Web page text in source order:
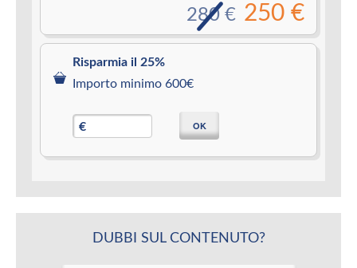
250 €
280 €
Risparmia il 25%
Importo minimo 600€
€ OK
DUBBI SUL CONTENUTO?